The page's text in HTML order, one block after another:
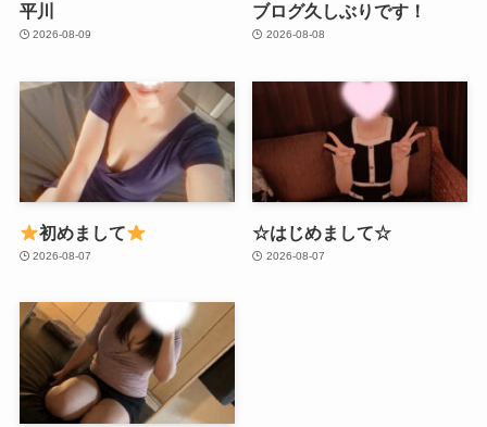
平川
2026-08-09
ブログ久しぶりです！
2026-08-08
初めまして
2026-08-07
☆はじめまして☆
2026-08-07